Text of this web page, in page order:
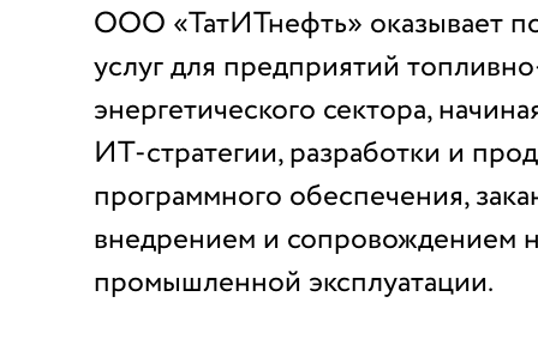
ООО «ТатИТнефть» оказывает
услуг для предприятий
энергетического сектора,
ИТ-стратегии, разработки и
программного обеспечения,
внедрением и сопровождением
промышленной эксплуатации.